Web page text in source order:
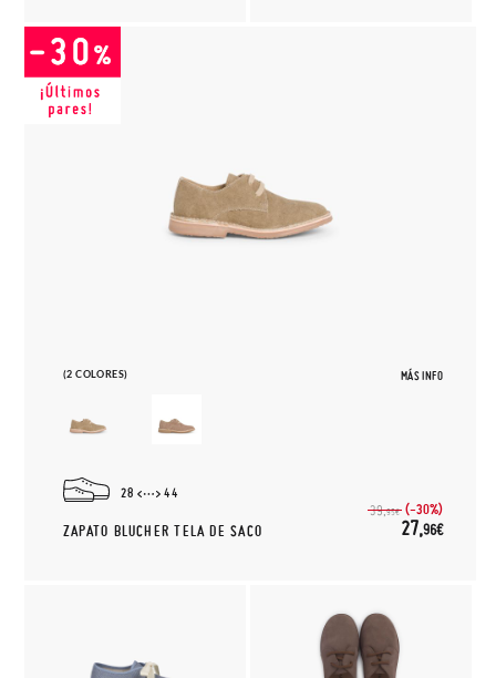
(2 COLORES) MÁS INFO
28 44
ZAPATO BLUCHER TELA DE SACO
39,95€ (-30%)
27,96€